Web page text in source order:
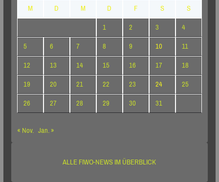
M
D M D F S
S
1
2 3
4
5
6 7 8 9 10
11
12
13 14 15 16 17
18
19
20 21 22 23 24
25
26
27 28 29 30
31
« Nov. Jan. »
ALLE FIWO-NEWS IM ÜBERBLICK